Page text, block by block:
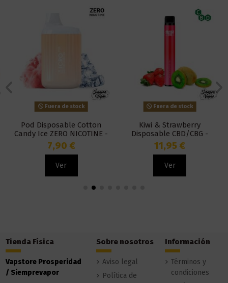
Fuera de stock
Pod Disposable Cotton
Candy Ice ZERO NICOTINE -
Micro Pod
7,90 €
Ver
Fuera de stock
Kiwi & Strawberry
Disposable CBD/CBG -
Orange County
11,95 €
Ver
Tienda Física
Vapstore Prosperidad
/ Siemprevapor
Sobre nosotros
Aviso legal
Política de
Información
Términos y
condiciones